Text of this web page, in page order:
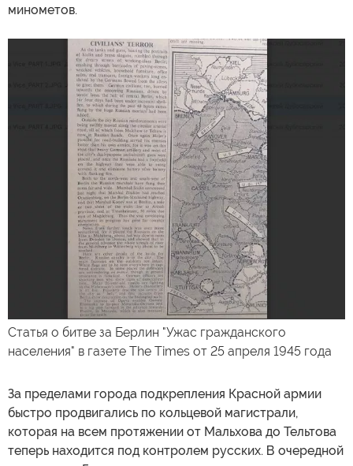
минометов.
Статья о битве за Берлин "Ужас гражданского
населения" в газете The Times от 25 апреля 1945 года
За пределами города подкрепления Красной армии
быстро продвигались по кольцевой магистрали,
которая на всем протяжении от Мальхова до Тельтова
теперь находится под контролем русских. В очередной